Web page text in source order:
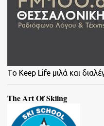
To Keep Life μιλά και
The Art Of Skiing